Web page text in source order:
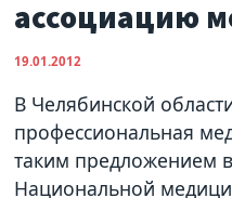
ассоциацию
19.01.2012
В Челябинской
профессиональная
таким предложением
Национальной